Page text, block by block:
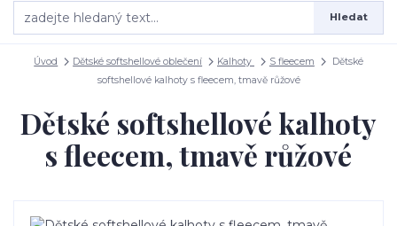
Hledat
Úvod Dětské softshellové oblečení Kalhoty S fleecem
Dětské
softshellové kalhoty s fleecem, tmavě růžové
Dětské softshellové kalhoty
s fleecem, tmavě růžové